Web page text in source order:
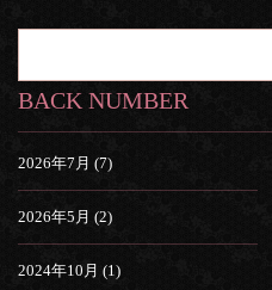
BACK NUMBER
2026年7月 (7)
2026年5月 (2)
2024年10月 (1)